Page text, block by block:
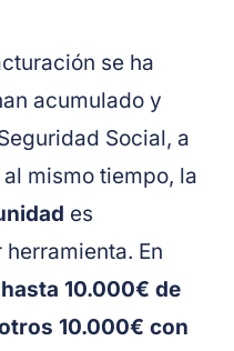
se ha
acumulado y
Social, a
mismo tiempo, la
es
En
10.000€ de
10.000€ con